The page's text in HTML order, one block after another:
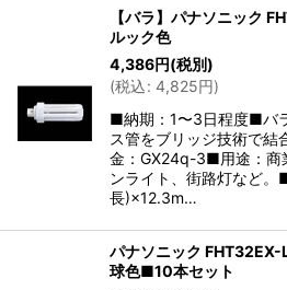
【バラ】パナソニック
ルック色
4,386円(税別)
(税込: 4,825円)
■納期：1〜3日程度■バ
ス管をブリッジ技術で
金：GX24q-3■用途：商
ンライト、街路灯など
長)×12.3m…
パナソニック
球色■10本セット